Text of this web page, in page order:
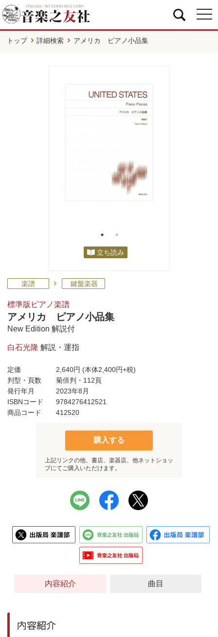
トップ 詳細検索 アメリカ ピアノ小品集
立ち読み
楽譜 鍵盤楽器
標準版ピアノ楽譜
アメリカ ピアノ小品集
New Edition 解説付
白石光隆 解説・運指
定価 2,640円 (本体2,400円+税)
判型・頁数
菊倍判・112頁
発行年月
2023年8月
ISBNコード
9784276412521
商品コード
412520
購入する
上記リンクの他、書店、楽器店、他ネットショッ
プにてご購入いただけます。
内容紹介 曲目
内容紹介